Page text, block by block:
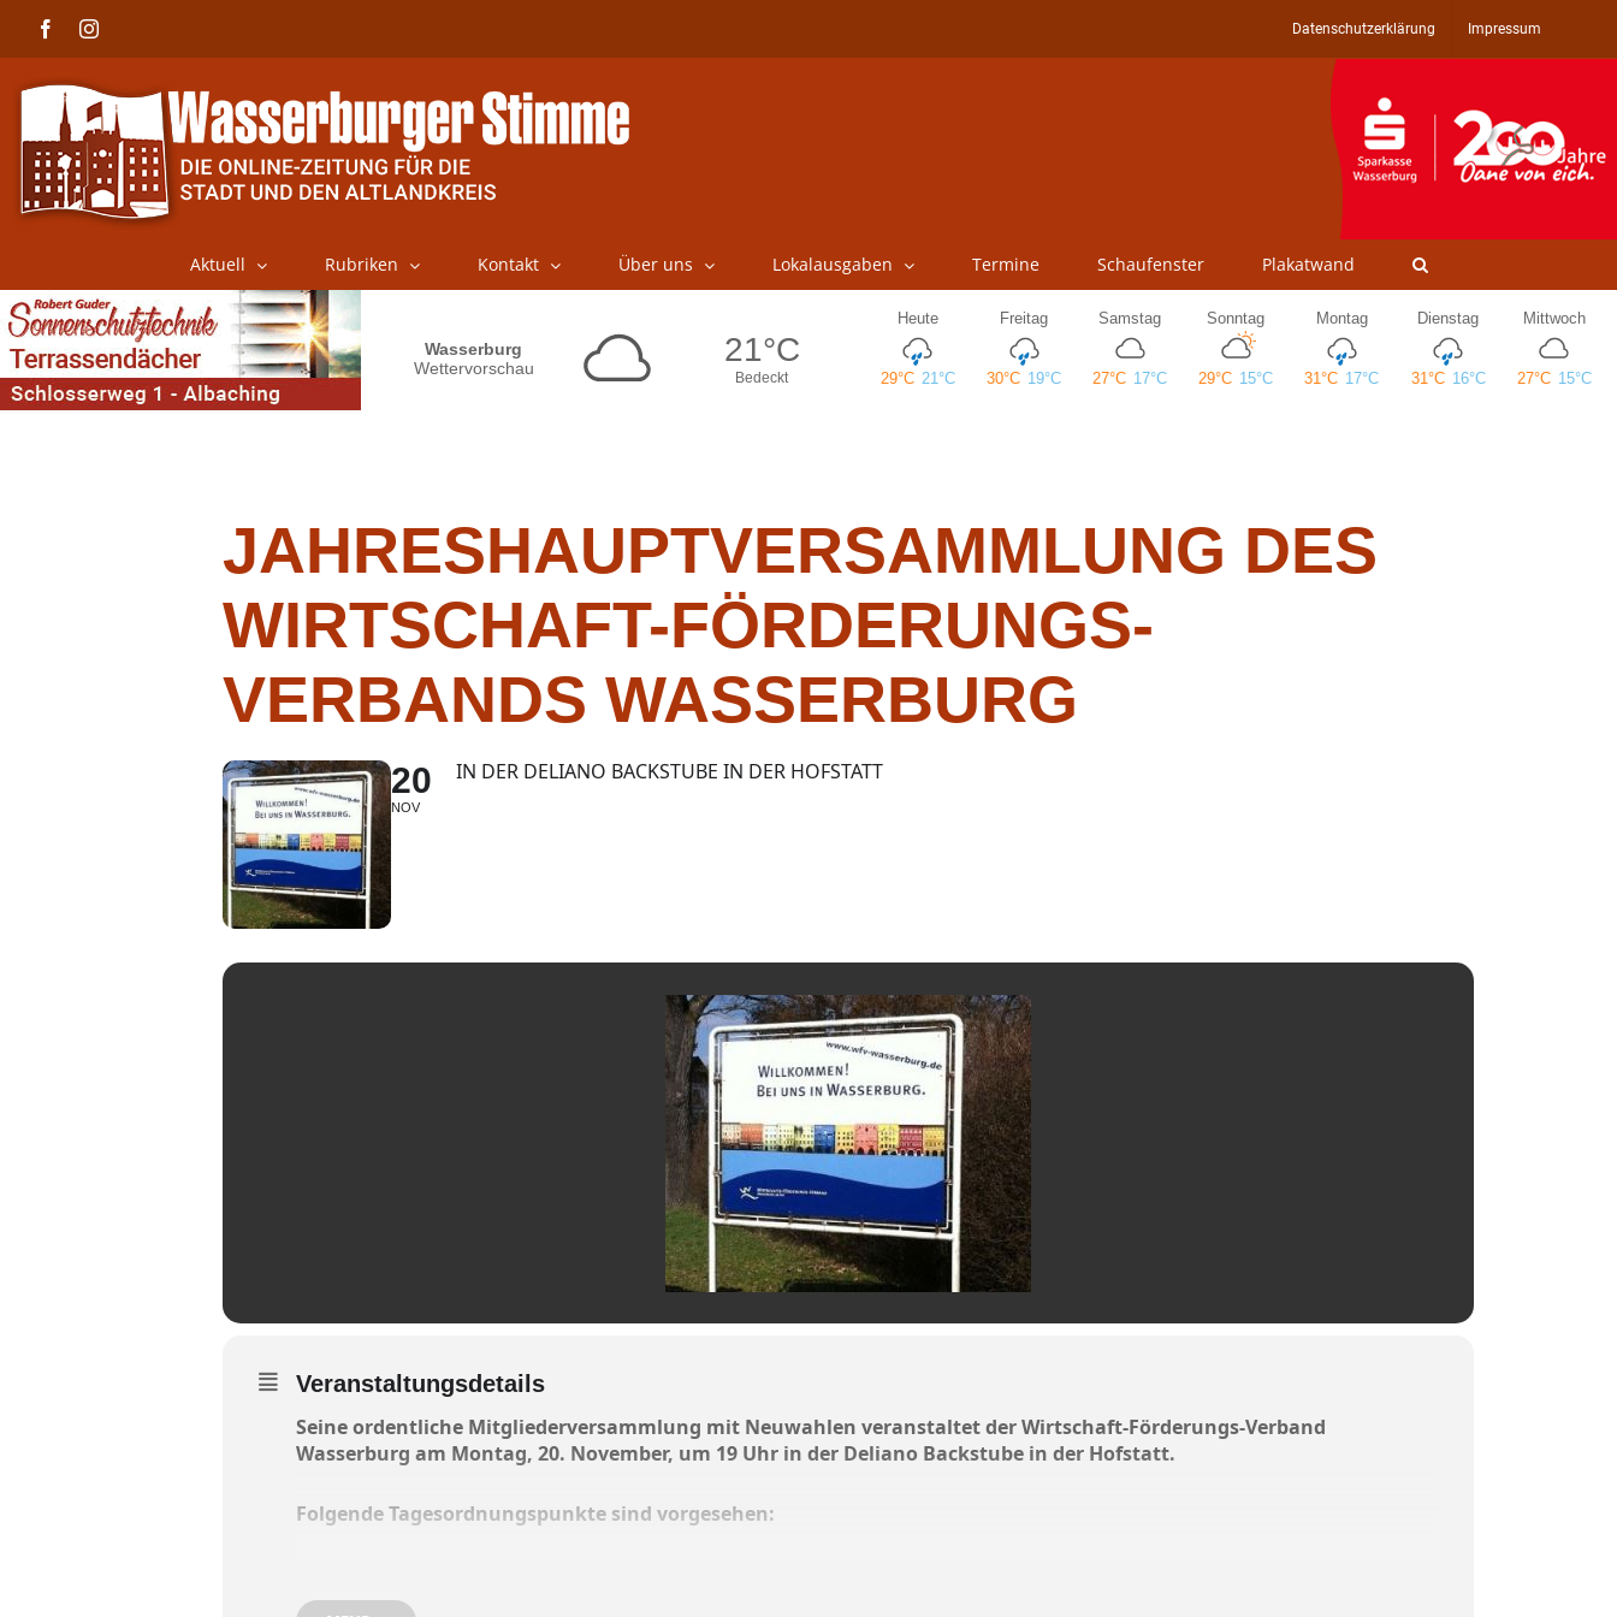
FacebookInstagram Datenschutzerklärung Impressum
Aktuell Rubriken Kontakt Über uns Lokalausgaben Termine Schaufenster Plakatwand
JAHRESHAUPTVERSAMMLUNG DES
WIRTSCHAFT-FÖRDERUNGS-
VERBANDS WASSERBURG
20
NOV
IN DER DELIANO BACKSTUBE IN DER HOFSTATT
Veranstaltungsdetails
Seine ordentliche Mitgliederversammlung mit Neuwahlen veranstaltet der Wirtschaft-Förderungs-Verband
Wasserburg am Montag, 20. November, um 19 Uhr in der Deliano Backstube in der Hofstatt.
Folgende Tagesordnungspunkte sind vorgesehen:
2. Geschäftsbericht des Vorstandes